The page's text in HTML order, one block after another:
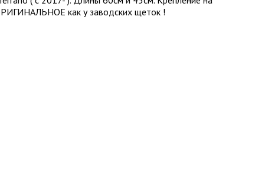
как у заводских щеток !